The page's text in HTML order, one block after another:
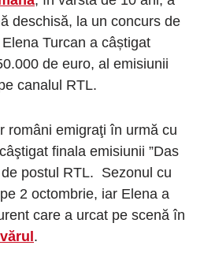
deschisă, la un concurs de
Turcan a câștigat
de euro, al emisiunii
canalul RTL.
români emigraţi în urmă cu
finala emisiunii ”Das
postul RTL. Sezonul cu
2 octombrie, iar Elena a
care a urcat pe scenă în
.